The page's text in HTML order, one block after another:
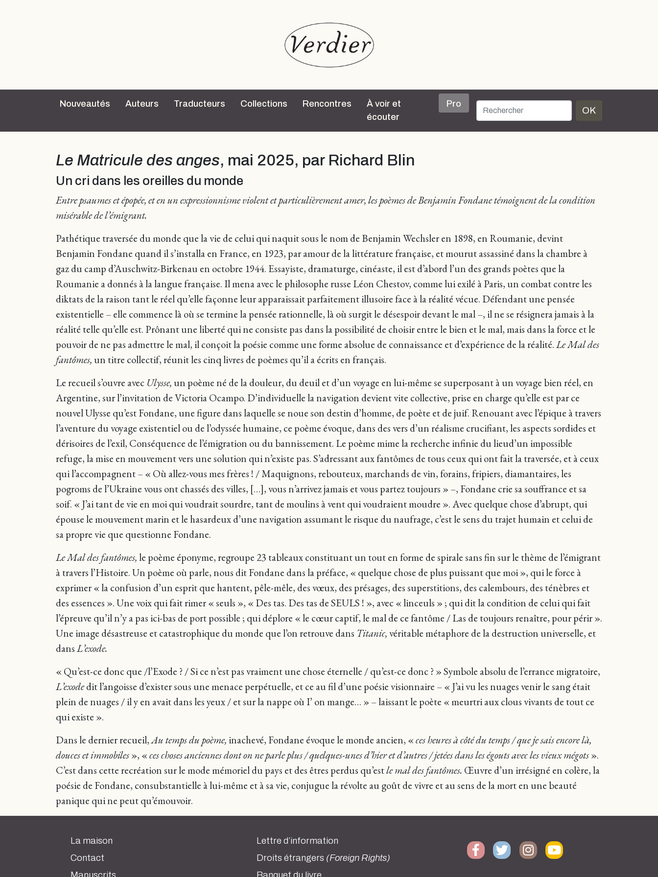
Nouveautés Auteurs Traducteurs Collections Rencontres
À voir et
écouter
Pro
OK
Le Matricule des anges, mai 2025, par Richard Blin
Un cri dans les oreilles du monde
Entre psaumes et épopée, et en un expressionnisme violent et particulièrement amer, les poèmes de Benjamin Fondane témoignent de la condition
misérable de l’émigrant.
Pathétique traversée du monde que la vie de celui qui naquit sous le nom de Benjamin Wechsler en 1898, en Roumanie, devint
Benjamin Fondane quand il s’installa en France, en 1923, par amour de la littérature française, et mourut assassiné dans la chambre à
gaz du camp d’Auschwitz-Birkenau en octobre 1944. Essayiste, dramaturge, cinéaste, il est d’abord l’un des grands poètes que la
Roumanie a donnés à la langue française. Il mena avec le philosophe russe Léon Chestov, comme lui exilé à Paris, un combat contre les
diktats de la raison tant le réel qu’elle façonne leur apparaissait parfaitement illusoire face à la réalité vécue. Défendant une pensée
existentielle – elle commence là où se termine la pensée rationnelle, là où surgit le désespoir devant le mal –, il ne se résignera jamais à la
réalité telle qu’elle est. Prônant une liberté qui ne consiste pas dans la possibilité de choisir entre le bien et le mal, mais dans la force et le
pouvoir de ne pas admettre le mal, il conçoit la poésie comme une forme absolue de connaissance et d’expérience de la réalité.Le Mal des
fantômes, un titre collectif, réunit les cinq livres de poèmes qu’il a écrits en français.
Le recueil s’ouvre avec Ulysse, un poème né de la douleur, du deuil et d’un voyage en lui-même se superposant à un voyage bien réel, en
Argentine, sur l’invitation de Victoria Ocampo. D’individuelle la navigation devient vite collective, prise en charge qu’elle est par ce
nouvel Ulysse qu’est Fondane, une figure dans laquelle se noue son destin d’homme, de poète et de juif. Renouant avec l’épique à travers
l’aventure du voyage existentiel ou de l’odyssée humaine, ce poème évoque, dans des vers d’un réalisme crucifiant, les aspects sordides et
dérisoires de l’exil, Conséquence de l’émigration ou du bannissement. Le poème mime la recherche infinie du lieud’un impossible
refuge, la mise en mouvement vers une solution qui n’existe pas. S’adressant aux fantômes de tous ceux qui ont fait la traversée, et à ceux
qui l’accompagnent – « Où allez-vous mes frères ! / Maquignons, rebouteux, marchands de vin, forains, fripiers, diamantaires, les
pogroms de l’Ukraine vous ont chassés des villes, […], vous n’arrivez jamais et vous partez toujours » –, Fondane crie sa souffrance et sa
soif. « J’ai tant de vie en moi qui voudrait sourdre, tant de moulins à vent qui voudraient moudre ». Avec quelque chose d’abrupt, qui
épouse le mouvement marin et le hasardeux d’une navigation assumant le risque du naufrage, c’est le sens du trajet humain et celui de
sa propre vie que questionne Fondane.
Le Mal des fantômes,le poème éponyme, regroupe 23 tableaux constituant un tout en forme de spirale sans fin sur le thème de l’émigrant
à travers l’Histoire. Un poème où parle, nous dit Fondane dans la préface, « quelque chose de plus puissant que moi », qui le force à
exprimer « la confusion d’un esprit que hantent, pêle-mêle, des vœux, des présages, des superstitions, des calembours, des ténèbres et
des essences ». Une voix qui fait rimer « seuls », « Des tas. Des tas de SEULS ! », avec « linceuls » ; qui dit la condition de celui qui fait
l’épreuve qu’il n’y a pas ici-bas de port possible ; qui déplore « le cœur captif, le mal de ce fantôme / Las de toujours renaître, pour périr ».
Une image désastreuse et catastrophique du monde que l’on retrouve dans Titanic,véritable métaphore de la destruction universelle, et
dansL’exode.
« Qu’est-ce donc que /l’Exode ? / Si ce n’est pas vraiment une chose éternelle / qu’est-ce donc ? » Symbole absolu de l’errance migratoire,
L’exodedit l’angoisse d’exister sous une menace perpétuelle, et ce au fil d’une poésie visionnaire – « J’ai vu les nuages venir le sang était
plein de nuages / il y en avait dans les yeux / et sur la nappe où I’ on mange… » – laissant le poète « meurtri aux clous vivants de tout ce
qui existe ».
Dans le dernier recueil,Au temps du poème, inachevé, Fondane évoque le monde ancien, «ces heures à côté du temps / que je sais encore là,
douces et immobiles», «ces choses anciennes dont on ne parle plus / quelques-unes d’hier et d’autres / jetées dans les égouts avec les vieux mégots».
C’est dans cette recréation sur le mode mémoriel du pays et des êtres perdus qu’estle mal des fantômes. Œuvre d’un irrésigné en colère, la
poésie de Fondane, consubstantielle à lui-même et à sa vie, conjugue la révolte au goût de vivre et au sens de la mort en une beauté
panique qui ne peut qu’émouvoir.
La maison
Contact
Manuscrits
Lettre d’information
Droits étrangers (Foreign Rights)
Banquet du livre